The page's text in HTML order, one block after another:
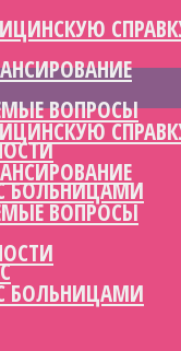
ВОПРОСЫ
БОЛЬНИЦАМИ
ВОПРОСЫ
БОЛЬНИЦАМИ